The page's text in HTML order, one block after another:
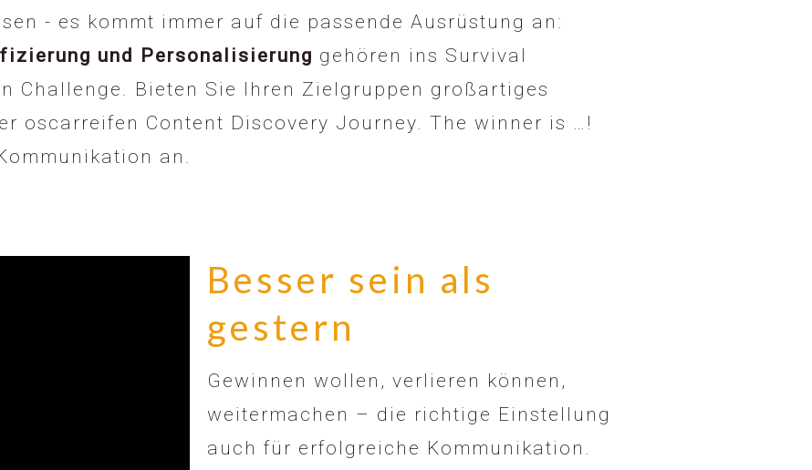
- es kommt immer auf die passende Ausrüstung an:
und Personalisierung gehören ins Survival
Challenge. Bieten Sie Ihren Zielgruppen großartiges
oscarreifen Content Discovery Journey. The winner is …!
an.
Besser sein als
gestern
Gewinnen wollen, verlieren können,
weitermachen – die richtige Einstellung
auch für erfolgreiche Kommunikation.